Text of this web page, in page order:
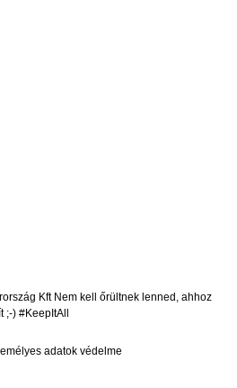
Kft Nem kell őrültnek lenned, ahhoz
) #KeepItAll
adatok védelme